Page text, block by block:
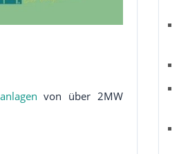
von über 2MW